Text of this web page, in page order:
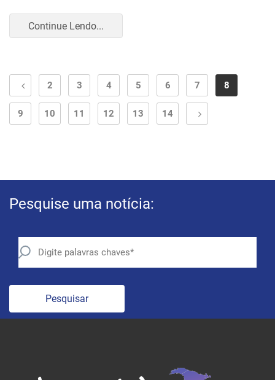
Continue Lendo...
2 3 4 5 6 7 8
9 10 11 12 13 14
Pesquise uma notícia:
Pesquisar